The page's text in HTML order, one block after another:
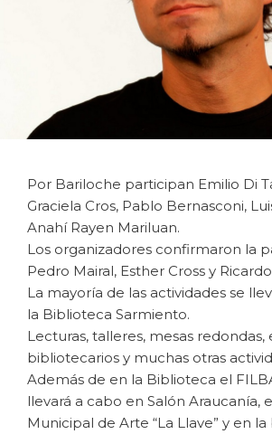
Por Bariloche participan Emilio Di
Graciela Cros, Pablo Bernasconi,
Anahí Rayen Mariluan.
Los organizadores confirmaron la
Pedro Mairal, Esther Cross y
La mayoría de las actividades se
la Biblioteca Sarmiento.
Lecturas, talleres, mesas
bibliotecarios y muchas otras
Además de en la Biblioteca el
llevará a cabo en Salón Araucanía,
Municipal de Arte “La Llave” y en